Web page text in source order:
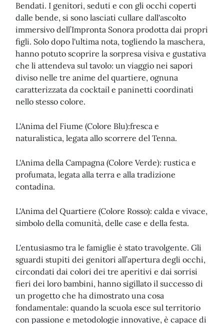
Bendati. I genitori, seduti e con gli occhi coperti
dalle bende, si sono lasciati cullare dall'ascolto
immersivo dell’Impronta Sonora prodotta dai propri
figli. Solo dopo l'ultima nota, togliendo la maschera,
hanno potuto scoprire la sorpresa visiva e gustativa
che li attendeva sul tavolo: un viaggio nei sapori
diviso nelle tre anime del quartiere, ognuna
caratterizzata da cocktail e paninetti coordinati
nello stesso colore.
L'Anima del Fiume (Colore Blu):fresca e
naturalistica, legata allo scorrere del Tenna.
L'Anima della Campagna (Colore Verde): rustica e
profumata, legata alla terra e alla tradizione
contadina.
L'Anima del Quartiere (Colore Rosso): calda e vivace,
simbolo della comunità, delle case e della festa.
L'entusiasmo tra le famiglie è stato travolgente. Gli
sguardi stupiti dei genitori all’apertura degli occhi,
circondati dai colori dei tre aperitivi e dai sorrisi
fieri dei loro bambini, hanno sigillato il successo di
un progetto che ha dimostrato una cosa
fondamentale: quando la scuola esce sul territorio
con passione e metodologie innovative, è capace di